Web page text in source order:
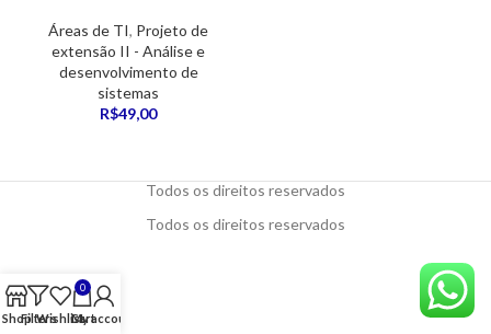
Áreas de TI, Projeto de
extensão II - Análise e
desenvolvimento de
sistemas
R$49,00
Todos os direitos reservados
Todos os direitos reservados
ShopFiltersWishlist
0
Cart
My account